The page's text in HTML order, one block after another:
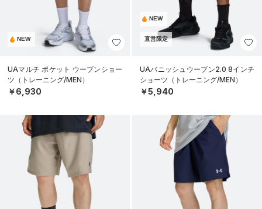
NEW
UAマルチ ポケット ウーブンショー
ツ（トレーニング/MEN）
￥6,930
NEW
直営限定
UAバニッシュウーブン2.0 8インチ
ショーツ（トレーニング/MEN）
￥5,940